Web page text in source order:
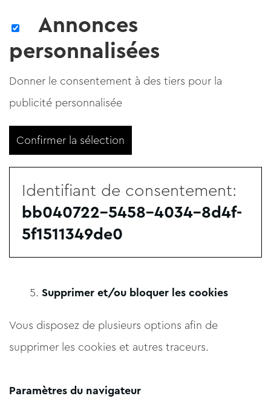
Annonces
personnalisées
Donner le consentement à des tiers pour la
publicité personnalisée
Confirmer la sélection
Identifiant de consentement:
bb040722-5458-4034-8d4f-
5f1511349de0
Supprimer et/ou bloquer les cookies
Vous disposez de plusieurs options afin de
supprimer les cookies et autres traceurs.
Paramètres du navigateur